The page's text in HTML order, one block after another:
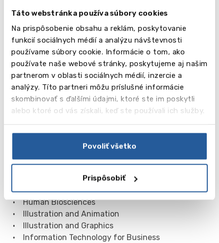
Táto webstránka používa súbory cookies
Na prispôsobenie obsahu a reklám, poskytovanie
funkcií sociálnych médií a analýzu návštevnosti
používame súbory cookie. Informácie o tom, ako
používate naše webové stránky, poskytujeme aj našim
partnerom v oblasti sociálnych médií, inzercie a
analýzy. Títo partneri môžu príslušné informácie
skombinovať s ďalšími údajmi, ktoré ste im poskytli
alebo ktoré od vás získali, keď ste používali ich služby.
Povoliť všetko
Prispôsobiť
• Fine Art
• Fine Art and Illustration
• Food and Nutrition
• Forensic Investigations
• French
• French and Business
• French and International Relations
• French and Spanish
• Games Technology
• Geography and Natural Hazards
• Global Business Management
• Health and Social Care
• History and Politics
• Human Biosciences
• Illustration and Animation
• Illustration and Graphics
• Information Technology for Business